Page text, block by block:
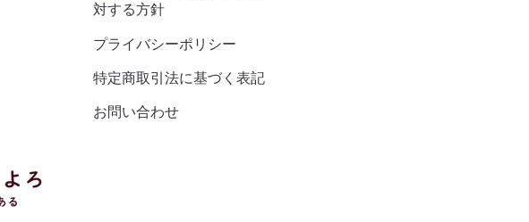
対する方針
プライバシーポリシー
特定商取引法に基づく表記
お問い合わせ